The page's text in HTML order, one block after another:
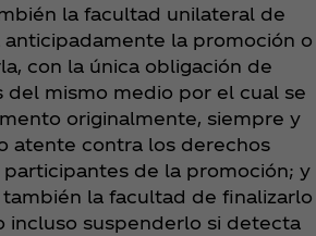
la facultad unilateral de
la promoción o
con la única obligación de
del mismo medio por el cual se
originalmente, siempre y
atente contra los derechos
de la promoción; y
la facultad de finalizarlo
incluso suspenderlo si detecta